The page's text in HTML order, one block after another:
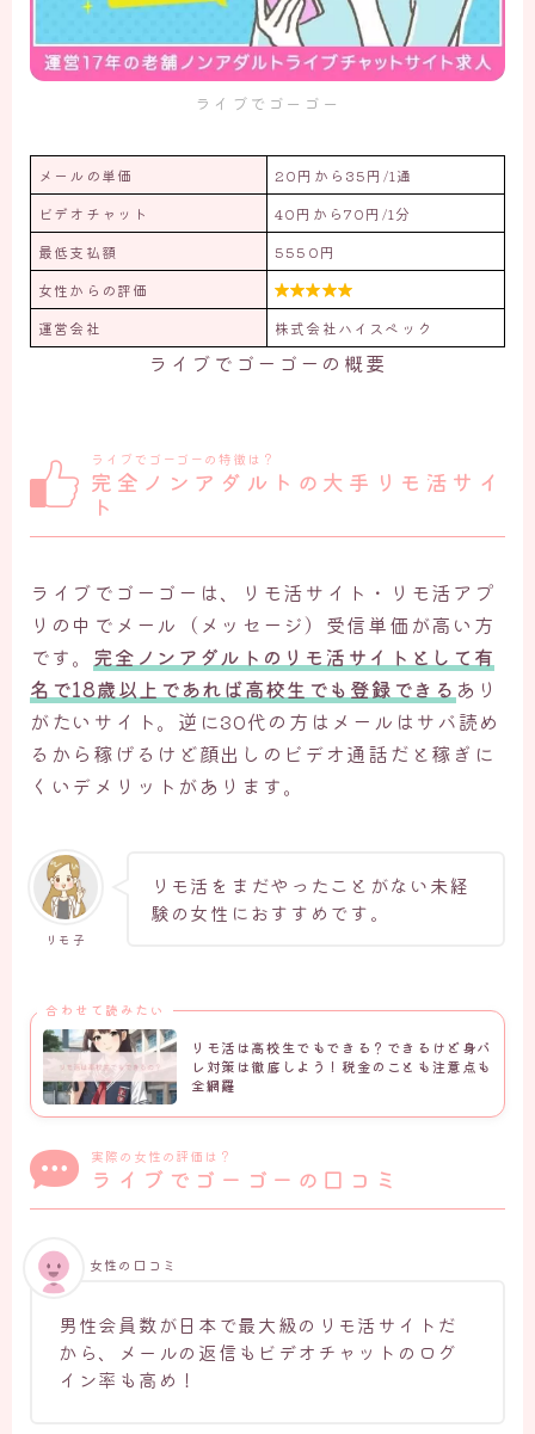
ライブでゴーゴー
メールの単価
20円から35円/1通
ビデオチャット
40円から70円/1分
最低支払額
5550円
女性からの評価

運営会社 株式会社ハイスペック
ライブでゴーゴーの概要
ライブでゴーゴーの特徴は？
完全ノンアダルトの大手リモ活サイ
ト
ライブでゴーゴーは、リモ活サイト・リモ活アプ
リの中でメール（メッセージ）受信単価が高い方
です。 完全ノンアダルトのリモ活サイトとして有
名で18歳以上であれば高校生でも登録できる あり
がたいサイト。逆に30代の方はメールはサバ読め
るから稼げるけど顔出しのビデオ通話だと稼ぎに
くいデメリットがあります。
リモ子
リモ活をまだやったことがない未経
験の女性におすすめです。
合わせて読みたい
リモ活は高校生でもできる？できるけど身バ
レ対策は徹底しよう！税金のことも注意点も
全網羅
実際の女性の評価は？
ライブでゴーゴーの口コミ
男性会員数が日本で最大級のリモ活サイトだ
から、メールの返信もビデオチャットのログ
イン率も高め！
女性の口コミ